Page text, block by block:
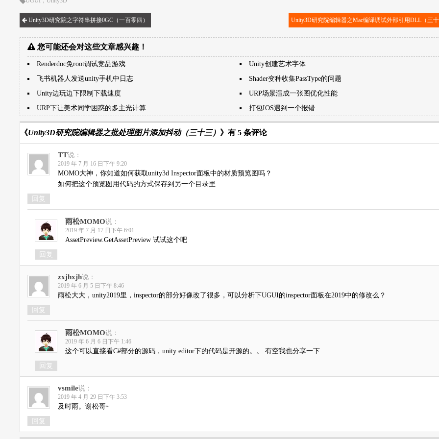
Unity3D研究院之字符串拼接0GC（一百零四） Unity3D研究院编辑器之Mac编译调试外部引用DLL（三
您可能还会对这些文章感兴趣！
Renderdoc免root调试竞品游戏
Unity创建艺术字体
飞书机器人发送unity手机中日志
Shader变种收集PassType的问题
Unity边玩边下限制下载速度
URP场景渲成一张图优化性能
URP下让美术同学困惑的多主光计算
打包IOS遇到一个报错
《Unity3D研究院编辑器之批处理图片添加抖动（三十三） 》有 5 条评论
TT说：
2019 年 7 月 16 日下午 9:20
MOMO大神，你知道如何获取unity3d Inspector面板中的材质预览图吗？
如何把这个预览图用代码的方式保存到另一个目录里
回复
雨松MOMO说：
2019 年 7 月 17 日下午 6:01
AssetPreview.GetAssetPreview 试试这个吧
回复
zxjhxjh说：
2019 年 6 月 5 日下午 8:46
雨松大大，unity2019里，inspector的部分好像改了很多，可以分析下UGUI的inspector面板在2019中的修改么？
回复
雨松MOMO说：
2019 年 6 月 6 日下午 1:46
这个可以直接看C#部分的源码，unity editor下的代码是开源的。。 有空我也分享一下
回复
vsmile说：
2019 年 4 月 29 日下午 3:53
及时雨。谢松哥~
回复